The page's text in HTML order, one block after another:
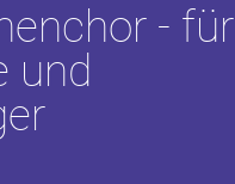
- für
und